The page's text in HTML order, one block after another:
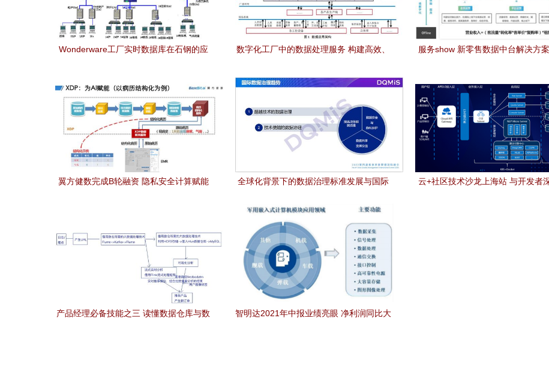
Wonderware工厂实时数据库在石钢的应
服务
数字化工厂中的数据处理服务 构建高效、
服务show 新零售数据中台解决方
翼方健数完成B轮融资 隐私安全计算赋能
全球化背景下的数据治理标准发展与国际
云+社区技术沙龙上海站 与开发者
产品经理必备技能之三 读懂数据仓库与数
智明达2021年中报业绩亮眼 净利润同比大